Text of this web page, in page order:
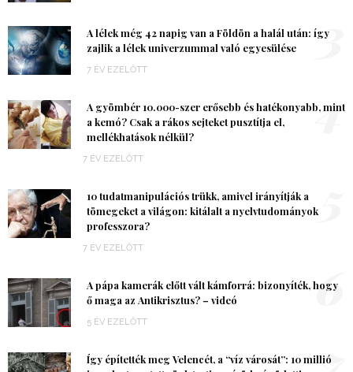
A lélek még 42 napig van a Földön a halál után: így
zajlik a lélek univerzummal való egyesülése
7 ÉV EZELŐTT
3
A gyömbér 10.000-szer erősebb és hatékonyabb, mint
a kemó? Csak a rákos sejteket pusztítja el,
mellékhatások nélkül?
7 ÉV EZELŐTT
4
10 tudatmanipulációs trükk, amivel irányítják a
tömegeket a világon: kitálalt a nyelvtudományok
professzora?
7 ÉV EZELŐTT
A pápa kamerák előtt vált kámforrá: bizonyíték, hogy
ő maga az Antikrisztus? – videó
5 ÉV EZELŐTT
6
Így építették meg Velencét, a “víz városát”: 10 millió